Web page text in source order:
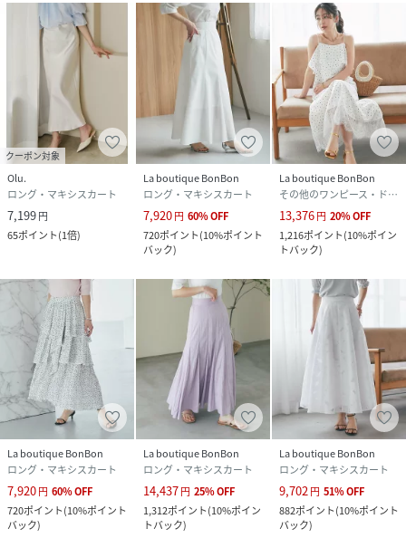
クーポン対象
Olu.
ロング・マキシスカート
7,199円
65ポイント(1倍)
La boutique BonBon
ロング・マキシスカート
7,920円 60%OFF
720ポイント(10%ポイント
バック)
La boutique BonBon
その他のワンピース・ドレス
13,376円 20%OFF
1,216ポイント(10%ポイン
トバック)
La boutique BonBon
ロング・マキシスカート
7,920円 60%OFF
720ポイント(10%ポイント
バック)
La boutique BonBon
ロング・マキシスカート
14,437円 25%OFF
1,312ポイント(10%ポイン
トバック)
La boutique BonBon
ロング・マキシスカート
9,702円 51%OFF
882ポイント(10%ポイント
バック)